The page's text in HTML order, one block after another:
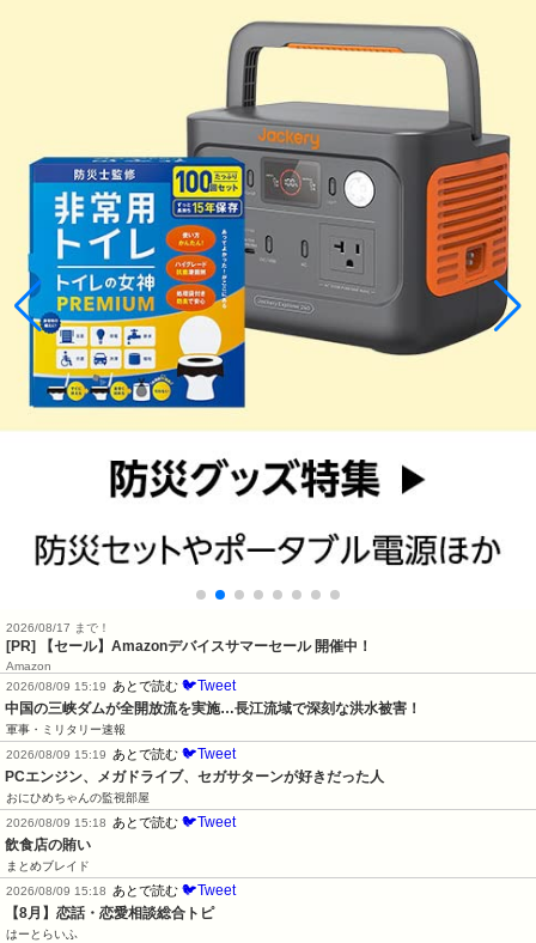
2026/08/17 まで！
[PR] 【セール】Amazonデバイスサマーセール 開催中！
Amazon
2026/08/09 15:19
あとで読む 🐦Tweet
中国の三峡ダムが全開放流を実施…長江流域で深刻な洪水被害！
軍事・ミリタリー速報
2026/08/09 15:19
あとで読む 🐦Tweet
PCエンジン、メガドライブ、セガサターンが好きだった人
おにひめちゃんの監視部屋
2026/08/09 15:18
あとで読む 🐦Tweet
飲食店の賄い
まとめブレイド
2026/08/09 15:18
あとで読む 🐦Tweet
【8月】恋話・恋愛相談総合トピ
はーとらいふ